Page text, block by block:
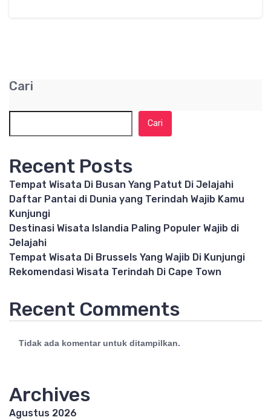
Cari
Cari
Recent Posts
Tempat Wisata Di Busan Yang Patut Di Jelajahi
Daftar Pantai di Dunia yang Terindah Wajib Kamu
Kunjungi
Destinasi Wisata Islandia Paling Populer Wajib di
Jelajahi
Tempat Wisata Di Brussels Yang Wajib Di Kunjungi
Rekomendasi Wisata Terindah Di Cape Town
Recent Comments
Tidak ada komentar untuk ditampilkan.
Archives
Agustus 2026